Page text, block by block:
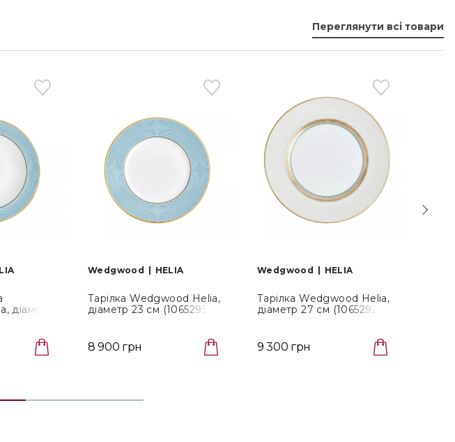
Переглянути всі товари
діаметр
Wedgwood HELIA
Тарілка Wedgwood Helia,
діаметр 23 см (1065293)
8 900 грн
Wedgwood HELIA
Тарілка Wedgwood Helia,
діаметр 27 см (1065292)
9 300 грн